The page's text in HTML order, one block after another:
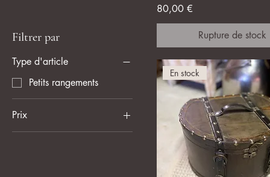
Filtrer par
Type d'article
Petits rangements
Prix
Prix
80,00 €
Rupture de stock
En stock